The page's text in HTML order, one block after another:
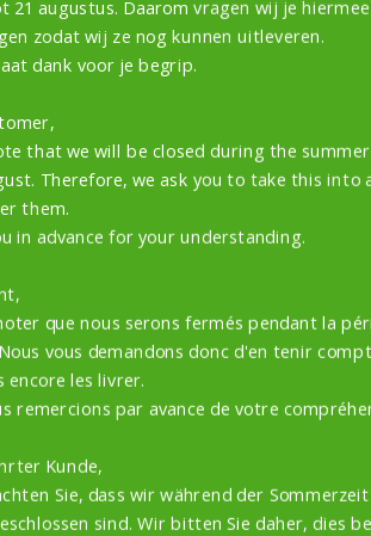
21 augustus. Daarom vragen wij je
zodat wij ze nog kunnen uitleveren.
dank voor je begrip.
that we will be closed during the
Therefore, we ask you to take this into
them.
in advance for your understanding.
que nous serons fermés pendant la
vous demandons donc d'en tenir
encore les livrer.
remercions par avance de votre
Kunde,
Sie, dass wir während der Sommerzeit
sind. Wir bitten Sie daher, dies